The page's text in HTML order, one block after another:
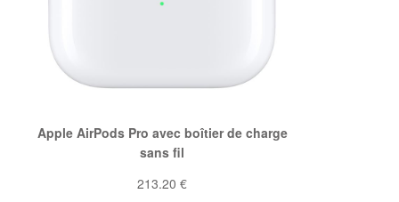
Apple AirPods Pro avec boîtier de charge
sans fil
213.20 €